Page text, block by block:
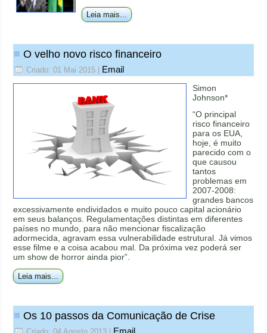
Leia mais...
O velho novo risco financeiro
Criado: 01 Mai 2015 Email
Simon
Johnson*
“O principal
risco financeiro
para os EUA,
hoje, é muito
parecido com o
que causou
tantos
problemas em
2007-2008:
grandes bancos
excessivamente endividados e muito pouco capital acionário
em seus balanços. Regulamentações distintas em diferentes
países no mundo, para não mencionar fiscalização
adormecida, agravam essa vulnerabilidade estrutural. Já vimos
esse filme e a coisa acabou mal. Da próxima vez poderá ser
um show de horror ainda pior”.
Leia mais...
Os 10 passos da Comunicação de Crise
Email